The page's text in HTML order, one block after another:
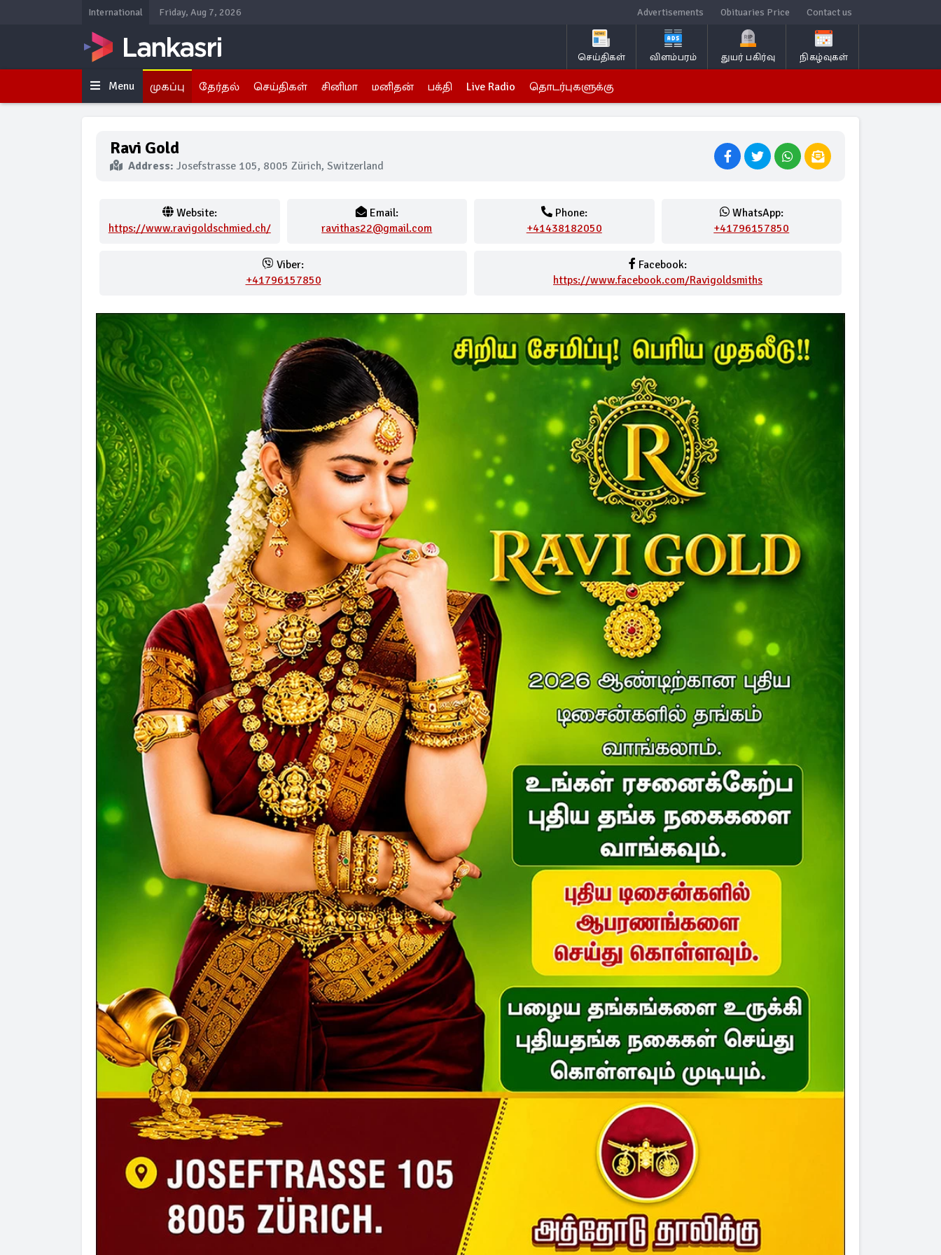
International Friday, Aug 7, 2026 Advertisements Obituaries Price Contact us
செய்திகள் விளம்பரம் துயர் பகிர்வு நிகழ்வுகள்
Menu முகப்பு தேர்தல் செய்திகள் சினிமா மனிதன் பக்தி Live Radio தொடர்புகளுக்கு
Ravi Gold
Address: Josefstrasse 105, 8005 Zürich, Switzerland
Website:
https://www.ravigoldschmied.ch/
Email:
ravithas22@gmail.com
Phone:
+41438182050
WhatsApp:
+41796157850
Viber:
+41796157850
Facebook:
https://www.facebook.com/Ravigoldsmiths